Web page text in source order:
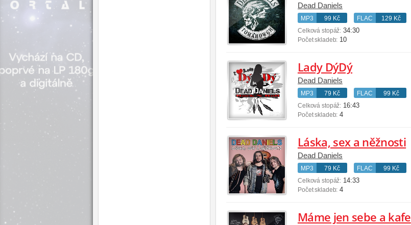
Dead Daniels
MP3 99 Kč FLAC 129 Kč
Celková stopáž: 34:30
Počet skladeb: 10
Lady DýDý
Dead Daniels
MP3 79 Kč FLAC
99 Kč
Celková stopáž: 16:43
Počet skladeb: 4
Láska, sex a něžnosti
Dead Daniels
MP3 79 Kč FLAC
99 Kč
Celková stopáž: 14:33
Počet skladeb: 4
Máme jen sebe a kafe